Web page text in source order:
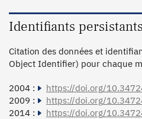
Identifiants
Citation des données et
Object Identifier) pour chaque
2004 :
https://doi.org/
2009 :
https://doi.org/
2014 :
https://doi.org/